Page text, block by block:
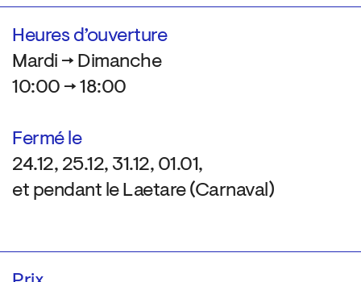
Heures d’ouverture
Mardi → Dimanche
10:00 → 18:00
Fermé le
24.12, 25.12, 31.12, 01.01,
et pendant le Laetare (Carnaval)